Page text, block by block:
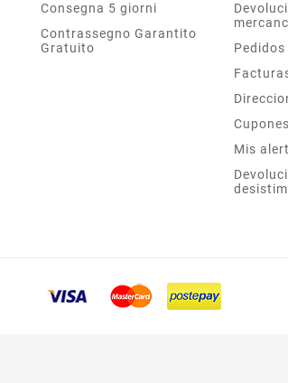
Consegna 5 giorni
Contrassegno Garantito
Gratuito
Pedidos
Mis